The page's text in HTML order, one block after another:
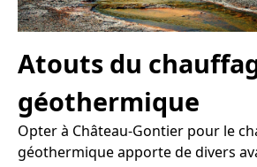
Atouts du
géothermique
Opter à Château-Gontier pour le
géothermique apporte de divers